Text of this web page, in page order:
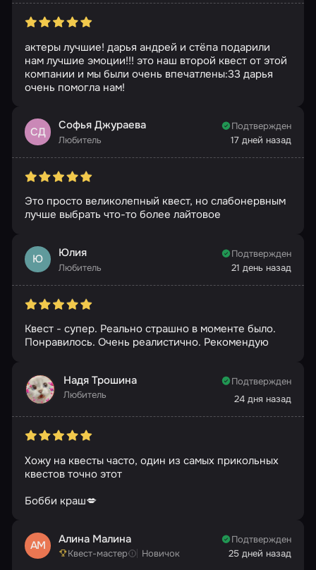
актеры лучшие! дарья андрей и стёпа подарили
нам лучшие эмоции!!! это наш второй квест от этой
компании и мы были очень впечатлены:33 дарья
очень помогла нам!
СД Софья Джураева
Любитель
Подтвержден
17 дней назад
Это просто великолепный квест, но слабонервным
лучше выбрать что-то более лайтовое
Ю Юлия
Любитель
Подтвержден
21 день назад
Квест - супер. Реально страшно в моменте было.
Понравилось. Очень реалистично. Рекомендую
Надя Трошина
Любитель
Подтвержден
24 дня назад
Хожу на квесты часто, один из самых прикольных
квестов точно этот
Бобби краш💋
АМ Алина Малина
Квест-мастер Новичок
Подтвержден
25 дней назад